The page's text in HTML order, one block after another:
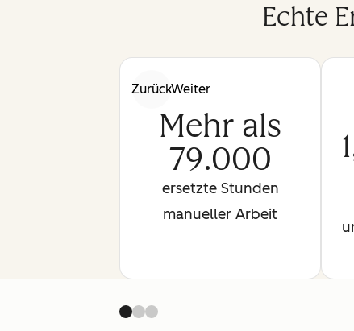
Echte
ZurückWeiter
Mehr als
79.000
ersetzte Stunden
manueller Arbeit